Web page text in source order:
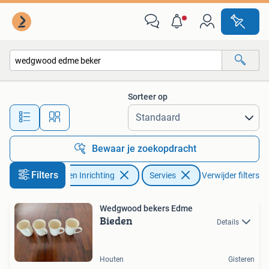
Alle afstanden…
Sorteer op
Bewaar je zoekopdracht
FiltersHuis en Inrichting Servies Verwijder filters
Wedgwood bekers Edme
Bieden Details
Houten Gisteren